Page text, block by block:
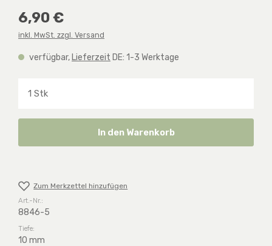
Regulärer Preis:
6,90 €
inkl. MwSt. zzgl. Versand
verfügbar, Lieferzeit DE: 1-3 Werktage
In den Warenkorb
Zum Merkzettel hinzufügen
Art.-Nr.:
8846-5
Tiefe:
10 mm